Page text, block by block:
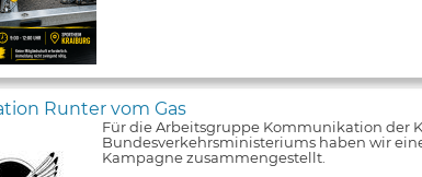
Runter vom Gas
Für die Arbeitsgruppe Kommunikation der
Bundesverkehrsministeriums haben wir
Kampagne zusammengestellt.